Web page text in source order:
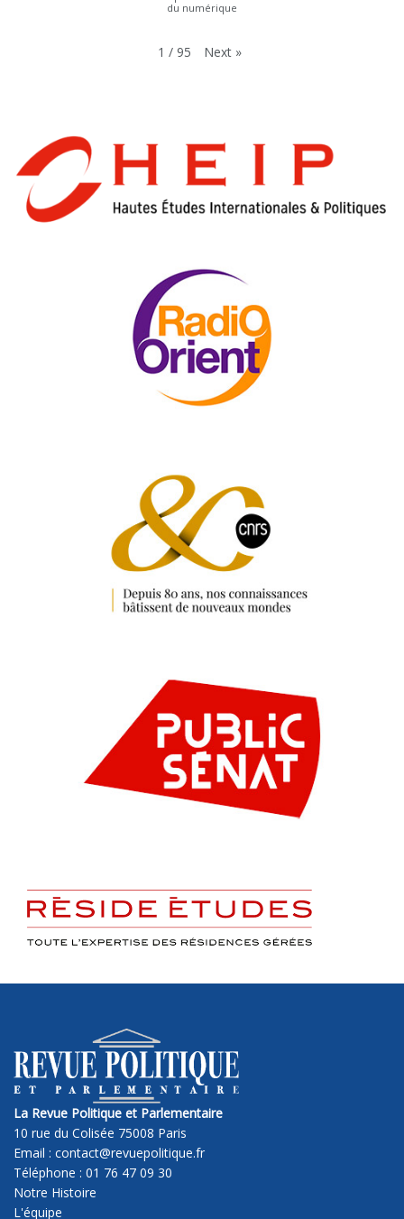
du numérique
1 / 95 Next »
La Revue Politique et Parlementaire
10 rue du Colisée 75008 Paris
Email : contact@revuepolitique.fr
Téléphone : 01 76 47 09 30
Notre Histoire
L'équipe